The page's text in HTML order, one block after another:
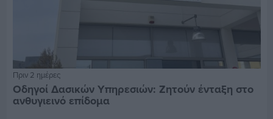
Πριν 2 ημέρες
Οδηγοί Δασικών Υπηρεσιών: Ζητούν ένταξη στο
ανθυγιεινό επίδομα